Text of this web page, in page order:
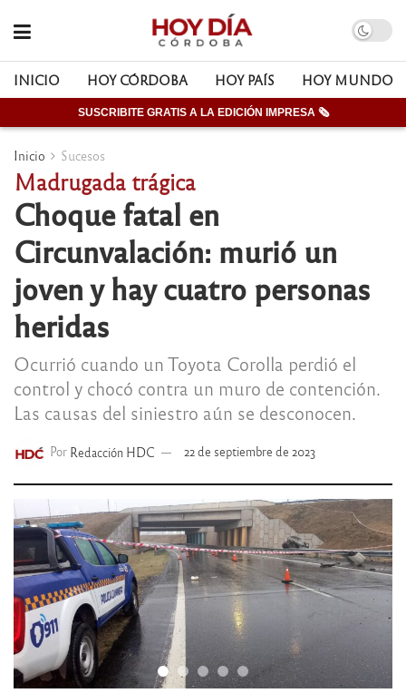
INICIO HOY CÓRDOBA HOY PAÍS HOY MUNDO
SUSCRIBITE GRATIS A LA EDICIÓN IMPRESA 🗞
Inicio Sucesos
Madrugada trágica
Choque fatal en
Circunvalación: murió un
joven y hay cuatro personas
heridas
Ocurrió cuando un Toyota Corolla perdió el
control y chocó contra un muro de contención.
Las causas del siniestro aún se desconocen.
Por Redacción HDC 22 de septiembre de 2023